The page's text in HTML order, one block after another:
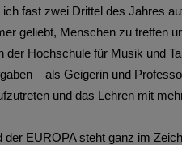
fast zwei Drittel des Jahres
geliebt, Menschen zu treffen
der Hochschule für Musik und
– als Geigerin und
und das Lehren mit
EUROPA steht ganz im